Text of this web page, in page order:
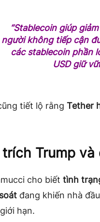
“Stablecoin giúp
người không tiếp cận
các stablecoin phần
USD giữ
tiết lộ rằng Tether
Trump
cho biết tình
đang khiến nhà
hạn.